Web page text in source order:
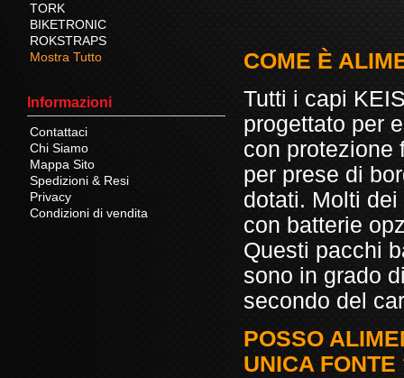
TORK
BIKETRONIC
ROKSTRAPS
Mostra Tutto
Informazioni
Contattaci
Chi Siamo
Mappa Sito
Spedizioni & Resi
Privacy
Condizioni di vendita
COME È
Tutti i capi
progettato per
con protezione
per prese di
dotati. Molti
con batterie
Questi pacchi
sono in grado
secondo del
POSSO
UNICA FONTE